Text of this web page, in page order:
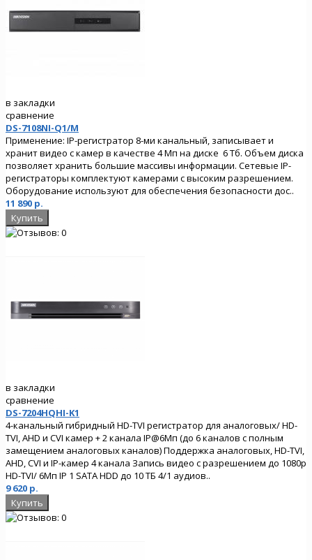
в закладки
сравнение
DS-7108NI-Q1/M
Применение: IP-регистратор 8-ми канальный, записывает и
хранит видео с камер в качестве 4 Мп на диске 6 Тб. Объем диска
позволяет хранить большие массивы информации. Сетевые IP-
регистраторы комплектуют камерами с высоким разрешением.
Оборудование используют для обеспечения безопасности дос..
11 890 р.
в закладки
сравнение
DS-7204HQHI-K1
4-канальный гибридный HD-TVI регистратор для аналоговых/ HD-
TVI, AHD и CVI камер + 2 канала IP@6Мп (до 6 каналов с полным
замещением аналоговых каналов) Поддержка аналоговых, HD-TVI,
AHD, CVI и IP-камер 4 канала Запись видео с разрешением до 1080p
HD-TVI/ 6Мп IP 1 SATA HDD до 10 ТБ 4/1 аудиов..
9 620 р.